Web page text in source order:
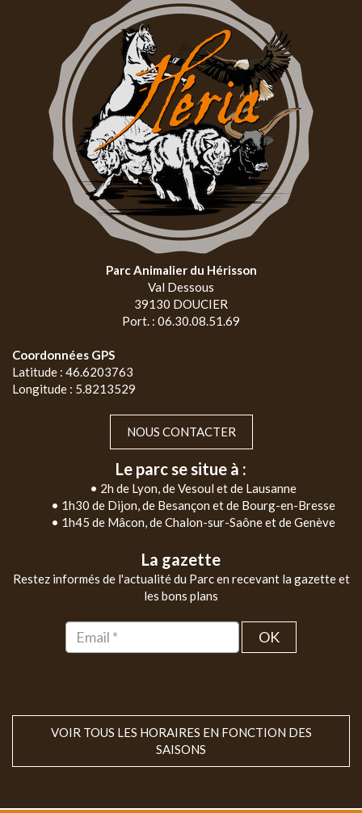
Parc Animalier du Hérisson
Val Dessous
39130 DOUCIER
Port. : 06.30.08.51.69
Coordonnées GPS
Latitude : 46.6203763
Longitude : 5.8213529
NOUS CONTACTER
Le parc se situe à :
• 2h de Lyon, de Vesoul et de Lausanne
• 1h30 de Dijon, de Besançon et de Bourg-en-Bresse
• 1h45 de Mâcon, de Chalon-sur-Saône et de Genève
La gazette
Restez informés de l'actualité du Parc en recevant la gazette et
les bons plans
OK
VOIR TOUS LES HORAIRES EN FONCTION DES
SAISONS